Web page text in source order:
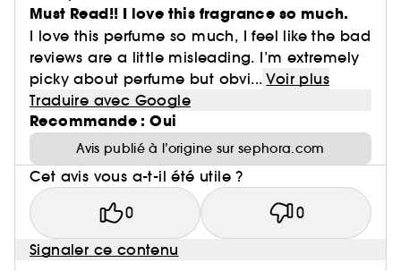
Must Read!! I love this fragrance so much.
I love this perfume so much, I feel like the bad
reviews are a little misleading. I’m extremely
picky about perfume but obvi... Voir plus
Traduire avec Google
Recommande : Oui
Avis publié à l’origine sur sephora.com
Cet avis vous a-t-il été utile ?
0 0
Signaler ce contenu